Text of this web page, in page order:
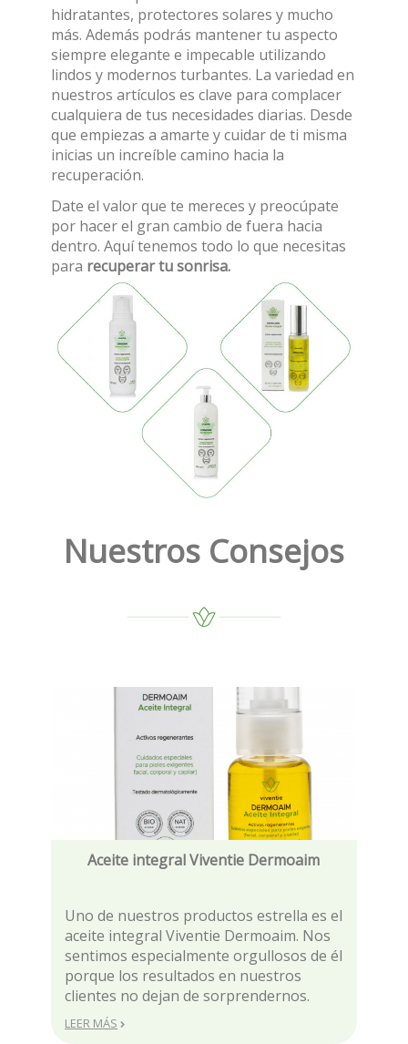
hidratantes, protectores solares y mucho
más. Además podrás mantener tu aspecto
siempre elegante e impecable utilizando
lindos y modernos turbantes. La variedad en
nuestros artículos es clave para complacer
cualquiera de tus necesidades diarias. Desde
que empiezas a amarte y cuidar de ti misma
inicias un increíble camino hacia la
recuperación.
Date el valor que te mereces y preocúpate
por hacer el gran cambio de fuera hacia
dentro. Aquí tenemos todo lo que necesitas
para recuperar tu sonrisa.
Nuestros Consejos
Aceite integral Viventie Dermoaim
Uno de nuestros productos estrella es el
aceite integral Viventie Dermoaim. Nos
sentimos especialmente orgullosos de él
porque los resultados en nuestros
clientes no dejan de sorprendernos.
LEER MÁS